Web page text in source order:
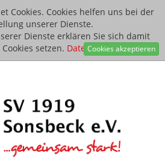
Cookies. Cookies helfen uns bei der
unserer Dienste.
Dienste erklären Sie sich damit
setzen. Datenschutzerklärung
Cookies akzeptieren